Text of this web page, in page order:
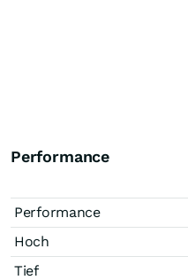
Performance
Performance
Hoch
Tief